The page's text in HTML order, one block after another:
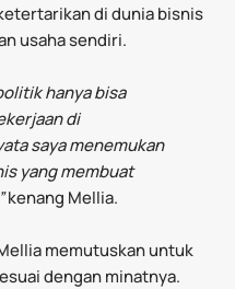
di dunia bisnis
usaha sendiri.
hanya bisa
di
saya menemukan
yang membuat
kenang Mellia.
memutuskan untuk
dengan minatnya.